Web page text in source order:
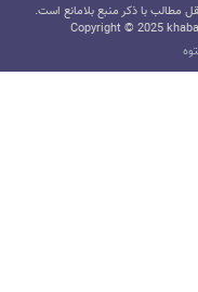
مطالب با ذکر منبع بلامانع است.
Copyright © 2025